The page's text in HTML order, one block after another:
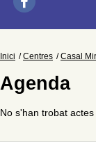
Inici Centres Casal
Agenda
No s'han trobat